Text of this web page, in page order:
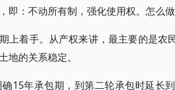
即：不动所有制，强化使用权。怎么
上着手。从产权来讲，最主要的是农
地的关系稳定。
15年承包期，到第二轮承包时延长